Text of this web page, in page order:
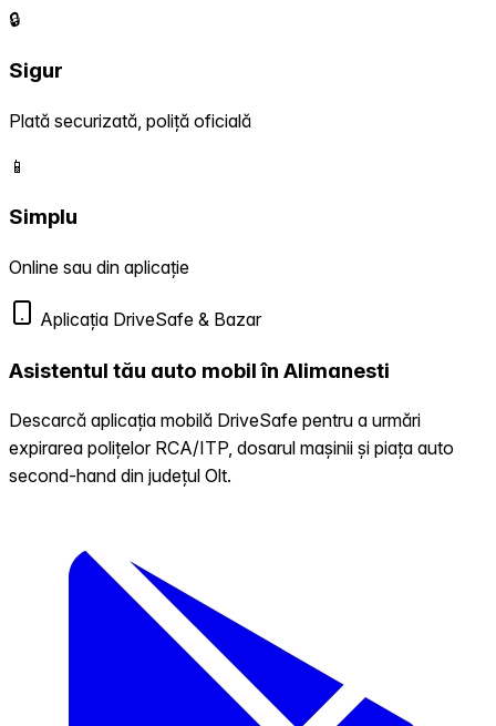
🔒
Sigur
Plată securizată, poliță oficială
📱
Simplu
Online sau din aplicație
Aplicația DriveSafe & Bazar
Asistentul tău auto mobil în Alimanesti
Descarcă aplicația mobilă DriveSafe pentru a urmări
expirarea polițelor RCA/ITP, dosarul mașinii și piața auto
second-hand din județul Olt.